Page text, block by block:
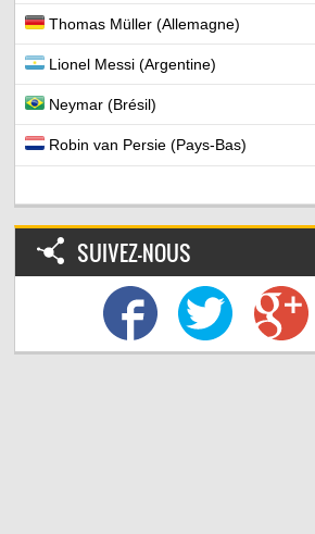
Thomas Müller (Allemagne)
Lionel Messi (Argentine)
Neymar (Brésil)
Robin van Persie (Pays-Bas)
SUIVEZ-NOUS